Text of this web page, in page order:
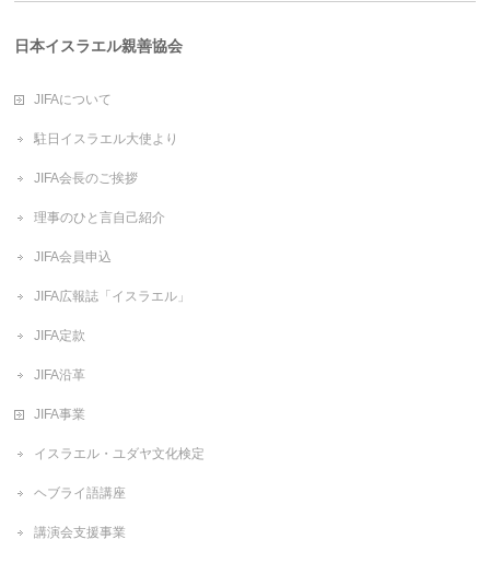
日本イスラエル親善協会
JIFAについて
駐日イスラエル大使より
JIFA会長のご挨拶
理事のひと言自己紹介
JIFA会員申込
JIFA広報誌「イスラエル」
JIFA定款
JIFA沿革
JIFA事業
イスラエル・ユダヤ文化検定
ヘブライ語講座
講演会支援事業